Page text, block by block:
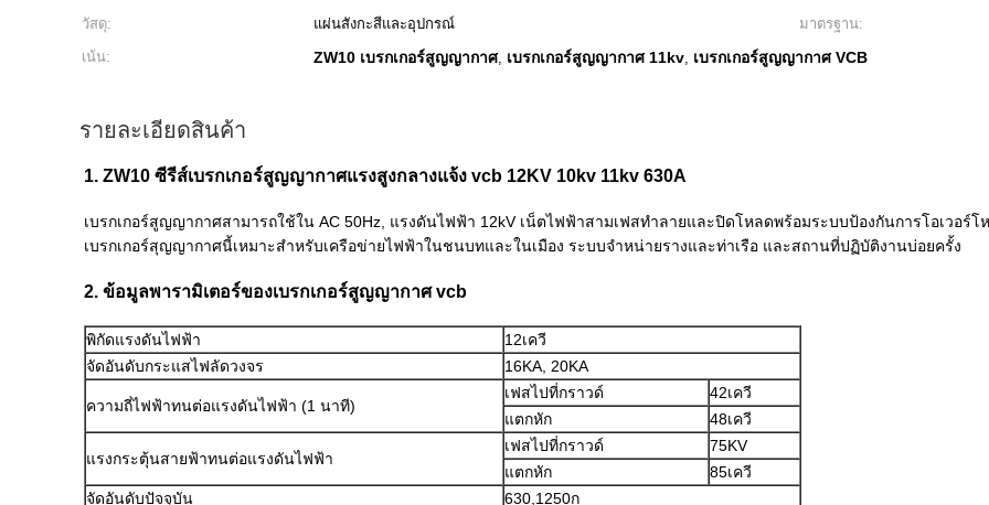
วัสดุ:
แผ่นสังกะสีและอุปกรณ์ มาตรฐาน:
เน้น:
ZW10 เบรกเกอร์สูญญากาศ, เบรกเกอร์สูญญากาศ 11kv, เบรกเกอร์สูญญากาศ VCB
รายละเอียดสินค้า
1. ZW10 ซีรีส์เบรกเกอร์สูญญากาศแรงสูงกลางแจ้ง vcb 12KV 10kv 11kv 630A
เบรกเกอร์สูญญากาศสามารถใช้ใน AC 50Hz, แรงดันไฟฟ้า 12kV เน็ตไฟฟ้าสามเฟสทำลายและปิดโหลดพร้อมระบบป้องกันการโอเวอ
เบรกเกอร์สุญญากาศนี้เหมาะสำหรับเครือข่ายไฟฟ้าในชนบทและในเมือง ระบบจำหน่ายรางและท่าเรือ และสถานที่ปฏิบัติงานบ่อยครั้ง
2. ข้อมูลพารามิเตอร์ของเบรกเกอร์สูญญากาศ vcb
พิกัดแรงดันไฟฟ้า
12เควี
จัดอันดับกระแสไฟลัดวงจร
16KA, 20KA
ความถี่ไฟฟ้าทนต่อแรงดันไฟฟ้า (1 นาที)
เฟสไปที่กราวด์
42เควี
แตกหัก
48เควี
แรงกระตุ้นสายฟ้าทนต่อแรงดันไฟฟ้า
เฟสไปที่กราวด์
75KV
แตกหัก
85เควี
จัดอันดับปัจจุบัน
630,1250ก